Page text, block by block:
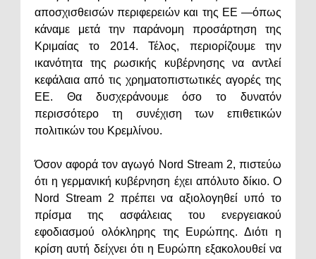
αποσχισθεισών περιφερειών και της ΕΕ —όπως
κάναμε μετά την παράνομη προσάρτηση της
Κριμαίας το 2014. Τέλος, περιορίζουμε την
ικανότητα της ρωσικής κυβέρνησης να αντλεί
κεφάλαια από τις χρηματοπιστωτικές αγορές της
ΕΕ. Θα δυσχεράνουμε όσο το δυνατόν
περισσότερο τη συνέχιση των επιθετικών
πολιτικών του Κρεμλίνου.
Όσον αφορά τον αγωγό Nord Stream 2, πιστεύω
ότι η γερμανική κυβέρνηση έχει απόλυτο δίκιο. Ο
Nord Stream 2 πρέπει να αξιολογηθεί υπό το
πρίσμα της ασφάλειας του ενεργειακού
εφοδιασμού ολόκληρης της Ευρώπης. Διότι η
κρίση αυτή δείχνει ότι η Ευρώπη εξακολουθεί να